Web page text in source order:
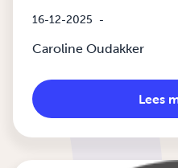
16-12-2025 -
Caroline Oudakker
Lees